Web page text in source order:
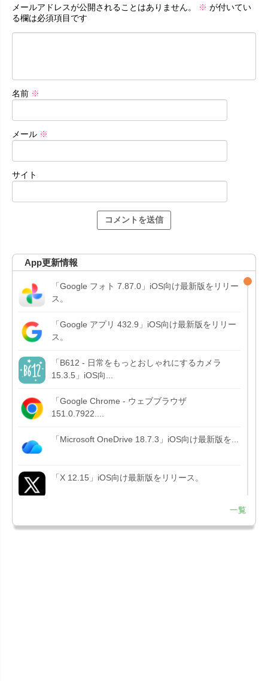
メールアドレスが公開されることはありません。 ※ が付いてい
る欄は必須項目です
名前 ※
メール ※
サイト
App更新情報
「Google フォト 7.87.0」iOS向け最新版をリリー
ス。
「Google アプリ 432.9」iOS向け最新版をリリー
ス。
「B612 - 日常をもっとおしゃれにするカメラ
15.3.5」iOS向...
「Google Chrome - ウェブブラウザ
151.0.7922....
「Microsoft OneDrive 18.7.3」iOS向け最新版を...
「X 12.15」iOS向け最新版をリリース。
Liguid G...
一覧